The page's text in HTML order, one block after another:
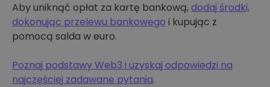
Aby uniknąć opłat za kartę bankową,dodaj środki,
dokonując przelewu bankowego i kupując z
pomocą salda w euro.
Poznaj podstawy Web3 i uzyskaj odpowiedzi na
najczęściej zadawane pytania.